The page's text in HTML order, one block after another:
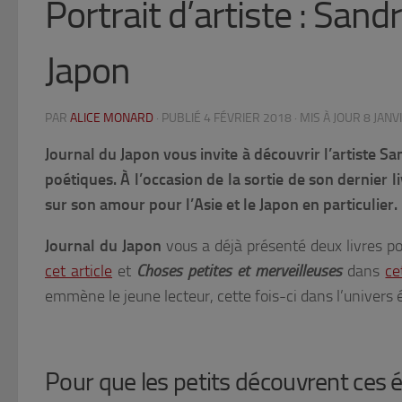
Portrait d’artiste :
Japon
PAR ALICE MONARD · PUBLIÉ 4 FÉVRIER 2018 · MIS À JOUR 8
Journal du Japon vous invite à découvrir l’artiste
poétiques. À l’occasion de la sortie de son dernier
sur son amour pour l’Asie et le Japon en particulier.
Journal du Japon vous a déjà présenté deux livres
cet article et Choses petites et merveilleusesdans
emmène le jeune lecteur, cette fois-ci dans
Pour que les petits découvrent